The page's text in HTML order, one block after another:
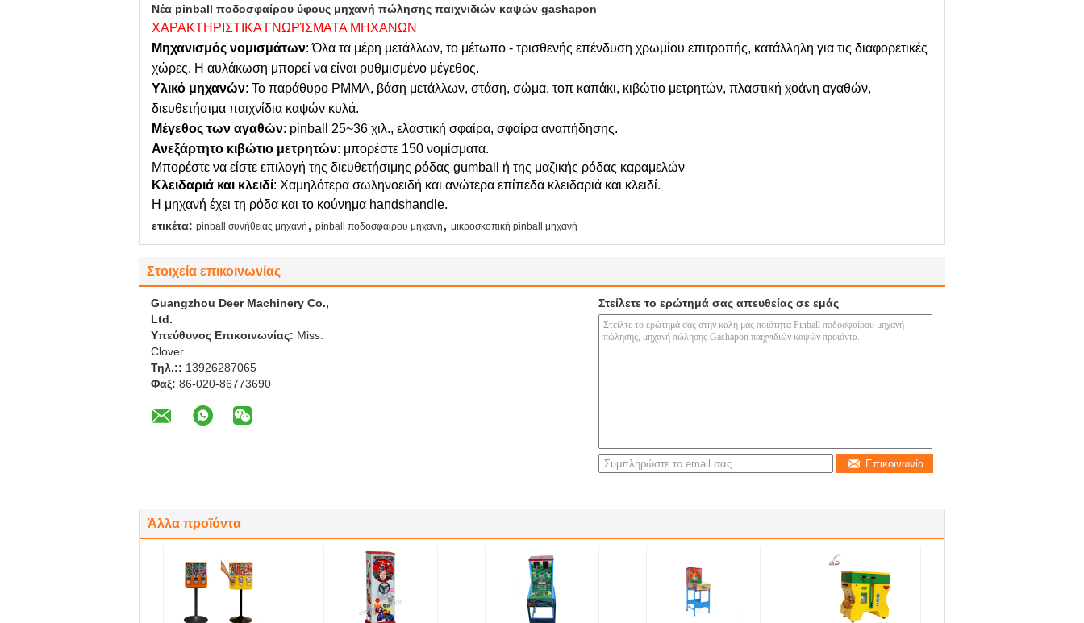
Νέα pinball ποδοσφαίρου ύφους μηχανή πώλησης παιχνιδιών καψών gashapon
ΧΑΡΑΚΤΗΡΙΣΤΙΚΑ ΓΝΩΡΊΣΜΑΤΑ ΜΗΧΑΝΩΝ
Μηχανισμός νομισμάτων: Όλα τα μέρη μετάλλων, το μέτωπο - τρισθενής επένδυση χρωμίου επιτροπής, κατάλληλη για τις διαφορετικές
χώρες. Η αυλάκωση μπορεί να είναι ρυθμισμένο μέγεθος.
Υλικό μηχανών: Το παράθυρο PMMA, βάση μετάλλων, στάση, σώμα, τοπ καπάκι, κιβώτιο μετρητών, πλαστική χοάνη αγαθών,
διευθετήσιμα παιχνίδια καψών κυλά.
Μέγεθος των αγαθών: pinball 25~36 χιλ., ελαστική σφαίρα, σφαίρα αναπήδησης.
Ανεξάρτητο κιβώτιο μετρητών: μπορέστε 150 νομίσματα.
Μπορέστε να είστε επιλογή της διευθετήσιμης ρόδας gumball ή της μαζικής ρόδας καραμελών
Κλειδαριά και κλειδί: Χαμηλότερα σωληνοειδή και ανώτερα επίπεδα κλειδαριά και κλειδί.
Η μηχανή έχει τη ρόδα και το κούνημα handshandle.
ετικέτα: pinball συνήθειας μηχανή , pinball ποδοσφαίρου μηχανή , μικροσκοπική pinball μηχανή
Στοιχεία επικοινωνίας
Guangzhou Deer Machinery Co.,
Ltd.
Υπεύθυνος Επικοινωνίας: Miss.
Clover
Τηλ.:: 13926287065
Φαξ: 86-020-86773690
Στείλετε το ερώτημά σας απευθείας σε εμάς
Επικοινωνία
Άλλα προϊόντα